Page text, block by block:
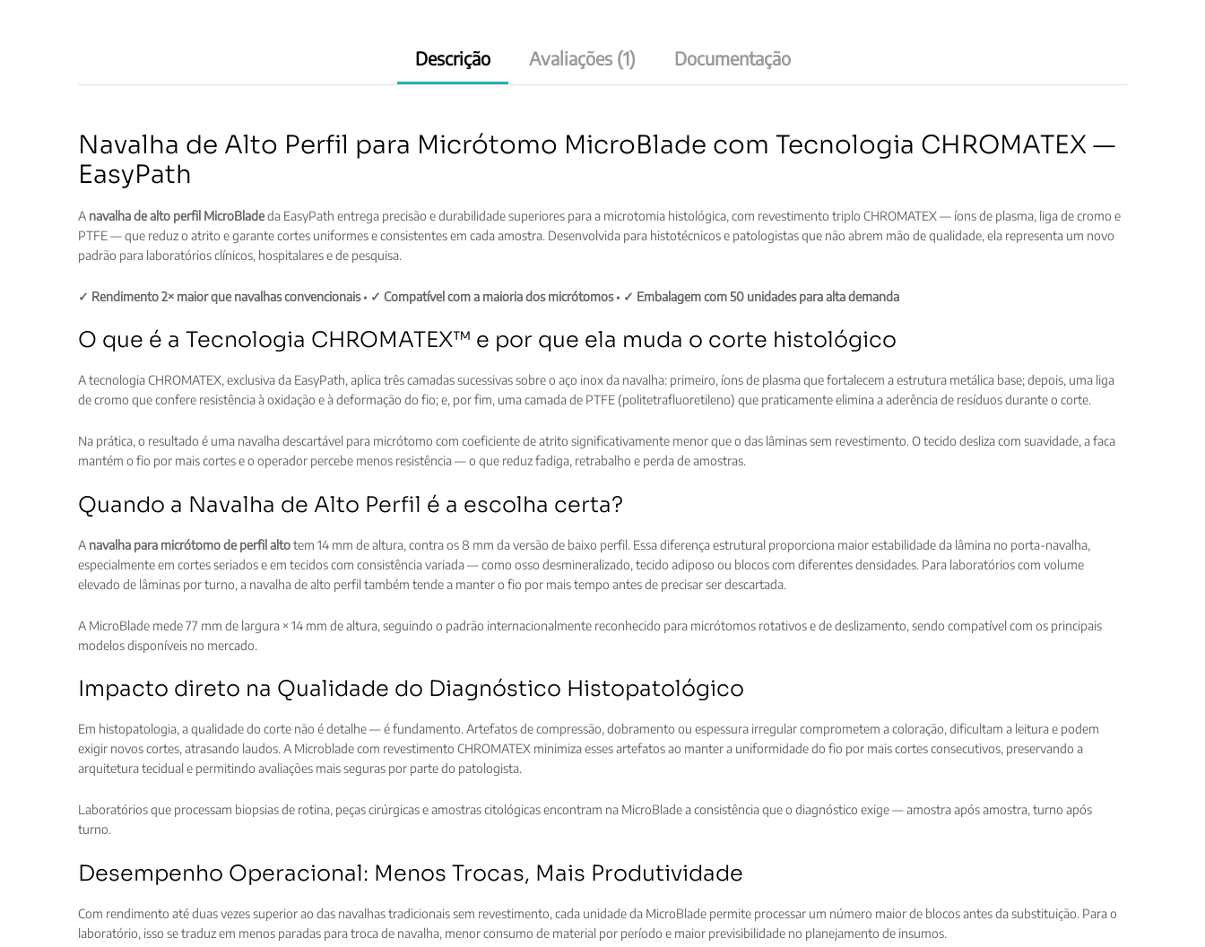
Descrição Avaliações (1) Documentação
Navalha de Alto Perfil para Micrótomo MicroBlade com Tecnologia CHROMATEX —
EasyPath
A navalha de alto perfil MicroBladeda EasyPath entrega precisão e durabilidade superiores para a microtomia histológica, com revestimento triplo CHROMATEX — íons de plasma, liga de cromo e
PTFE — que reduz o atrito e garante cortes uniformes e consistentes em cada amostra. Desenvolvida para histotécnicos e patologistas que não abrem mão de qualidade, ela representa um novo
padrão para laboratórios clínicos, hospitalares e de pesquisa.
✓ Rendimento 2× maior que navalhas convencionais• ✓ Compatível com a maioria dos micrótomos• ✓ Embalagem com 50 unidades para alta demanda
O que é a Tecnologia CHROMATEX™ e por que ela muda o corte histológico
A tecnologia CHROMATEX, exclusiva da EasyPath, aplica três camadas sucessivas sobre o aço inox da navalha: primeiro, íons de plasma que fortalecem a estrutura metálica base; depois, uma liga
de cromo que confere resistência à oxidação e à deformação do fio; e, por fim, uma camada de PTFE (politetrafluoretileno) que praticamente elimina a aderência de resíduos durante o corte.
Na prática, o resultado é uma navalha descartável para micrótomo com coeficiente de atrito significativamente menor que o das lâminas sem revestimento. O tecido desliza com suavidade, a faca
mantém o fio por mais cortes e o operador percebe menos resistência — o que reduz fadiga, retrabalho e perda de amostras.
Quando a Navalha de Alto Perfil é a escolha certa?
A navalha para micrótomo de perfil altotem 14 mm de altura, contra os 8 mm da versão de baixo perfil. Essa diferença estrutural proporciona maior estabilidade da lâmina no porta-navalha,
especialmente em cortes seriados e em tecidos com consistência variada — como osso desmineralizado, tecido adiposo ou blocos com diferentes densidades. Para laboratórios com volume
elevado de lâminas por turno, a navalha de alto perfil também tende a manter o fio por mais tempo antes de precisar ser descartada.
A MicroBlade mede 77 mm de largura × 14 mm de altura, seguindo o padrão internacionalmente reconhecido para micrótomos rotativos e de deslizamento, sendo compatível com os principais
modelos disponíveis no mercado.
Impacto direto na Qualidade do Diagnóstico Histopatológico
Em histopatologia, a qualidade do corte não é detalhe — é fundamento. Artefatos de compressão, dobramento ou espessura irregular comprometem a coloração, dificultam a leitura e podem
exigir novos cortes, atrasando laudos. A Microblade com revestimento CHROMATEX minimiza esses artefatos ao manter a uniformidade do fio por mais cortes consecutivos, preservando a
arquitetura tecidual e permitindo avaliações mais seguras por parte do patologista.
Laboratórios que processam biopsias de rotina, peças cirúrgicas e amostras citológicas encontram na MicroBlade a consistência que o diagnóstico exige — amostra após amostra, turno após
turno.
Desempenho Operacional: Menos Trocas, Mais Produtividade
Com rendimento até duas vezes superior ao das navalhas tradicionais sem revestimento, cada unidade da MicroBlade permite processar um número maior de blocos antes da substituição. Para o
laboratório, isso se traduz em menos paradas para troca de navalha, menor consumo de material por período e maior previsibilidade no planejamento de insumos.